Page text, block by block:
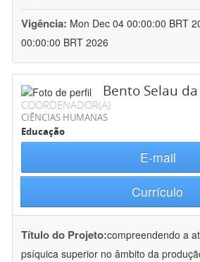
Vigência: Mon Dec 04 00:00:00 BRT
00:00:00 BRT 2026
Bento Selau
COORDENADOR(A)
CIÊNCIAS HUMANAS
Educação
E-mail
Currículo
Título do Projeto:compreendendo a
psíquica superior no âmbito da